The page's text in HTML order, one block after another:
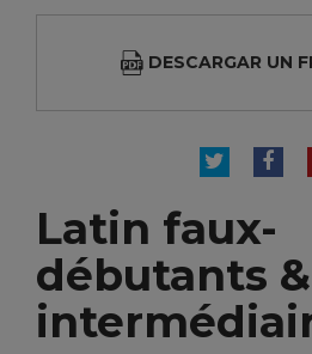
DESCARGAR UN
Latin faux-
débutants &